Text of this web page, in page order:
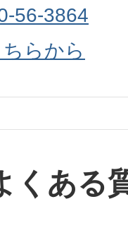
56-3864
らから
くある